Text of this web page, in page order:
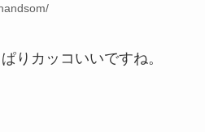
りカッコいいですね。